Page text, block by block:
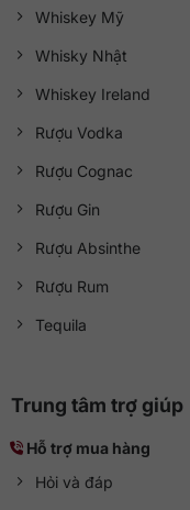
Whiskey Mỹ
Whisky Nhật
Whiskey Ireland
Rượu Vodka
Rượu Cognac
Rượu Gin
Rượu Absinthe
Rượu Rum
Tequila
Trung tâm trợ giúp
Hỗ trợ mua hàng
Hỏi và đáp